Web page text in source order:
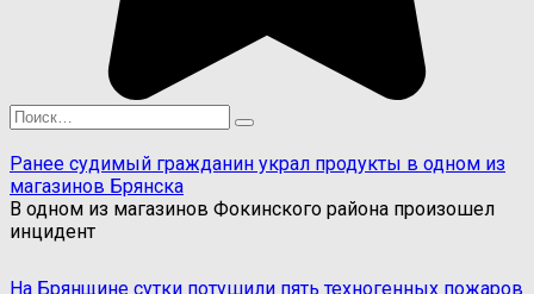
Search
for:
Ранее судимый гражданин украл продукты в одном из
магазинов Брянска
В одном из магазинов Фокинского района произошел
инцидент
На Брянщине сутки потушили пять техногенных пожаров